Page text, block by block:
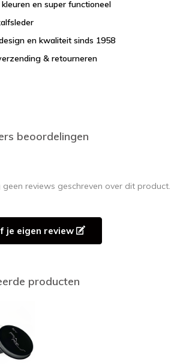
kleuren en super functioneel
en kwaliteit sinds 1958
& retourneren
beoordelingen
geen reviews geschreven over dit product.
je eigen review
producten